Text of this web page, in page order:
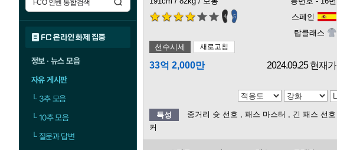
FC 온라인 화제 집중
정보 · 뉴스 모음
자유 게시판
└3추 모음
└10추 모음
└질문과 답변
4 5
스페인
탑클래스
선수시세
새로고침
33억 2,000만 2024.09.25 현재가
특성 중거리 슛 선호 , 패스 마스터 , 긴 패스 선호
커